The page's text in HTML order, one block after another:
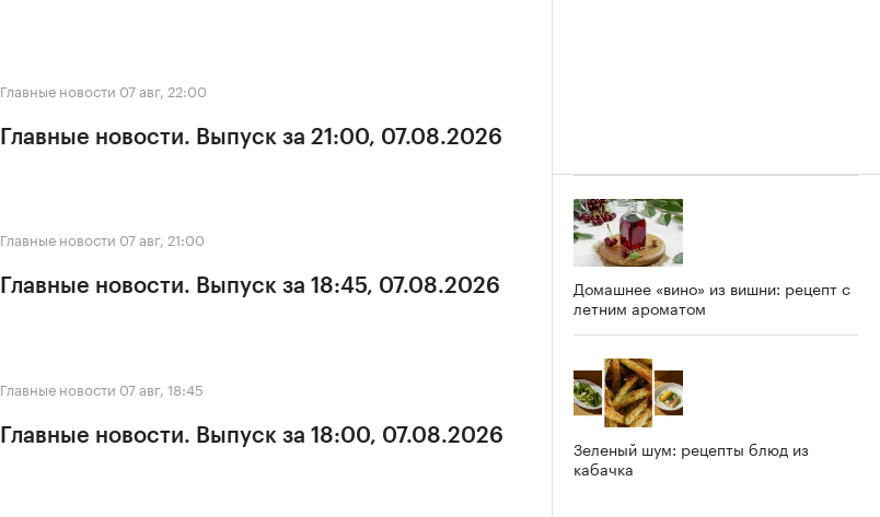
Главные новости 07 авг, 22:00
Главные новости. Выпуск за 21:00, 07.08.2026
Главные новости 07 авг, 21:00
Главные новости. Выпуск за 18:45, 07.08.2026
Главные новости 07 авг, 18:45
Главные новости. Выпуск за 18:00, 07.08.2026
Домашнее «вино» из вишни: рецепт с
летним ароматом
Зеленый шум: рецепты блюд из
кабачка